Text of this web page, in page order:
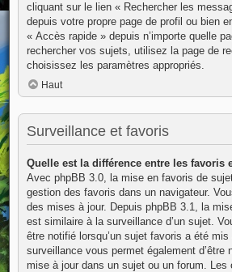
cliquant sur le lien « Rechercher les
depuis votre propre page de profil ou bien
« Accès rapide » depuis n’importe quelle
rechercher vos sujets, utilisez la page de
choisissez les paramètres appropriés.
Haut
Surveillance et favoris
Quelle est la différence entre les favoris
Avec phpBB 3.0, la mise en favoris de
gestion des favoris dans un navigateur.
des mises à jour. Depuis phpBB 3.1, la
est similaire à la surveillance d’un sujet.
être notifié lorsqu’un sujet favoris a été
surveillance vous permet également d’être
mise à jour dans un sujet ou un forum. Les